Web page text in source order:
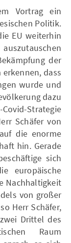
Vortrag ein
Politik.
EU weiterhin
der
dass
wurde und
dazu
Strategie
Schäfer von
die enorme
hin. Gerade
sich
europäische
Nachhaltigkeit
von großer
Herr Schäfer,
Drittel des
Raum